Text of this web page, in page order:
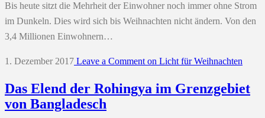
Bis heute sitzt die Mehrheit der Einwohner noch immer ohne Strom
im Dunkeln. Dies wird sich bis Weihnachten nicht ändern. Von den
3,4 Millionen Einwohnern…
1. Dezember 2017 Leave a Comment on Licht für Weihnachten
Das Elend der Rohingya im Grenzgebiet
von Bangladesch